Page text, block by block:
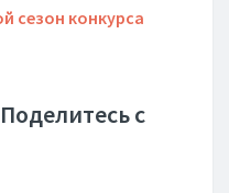
сезон конкурса
с